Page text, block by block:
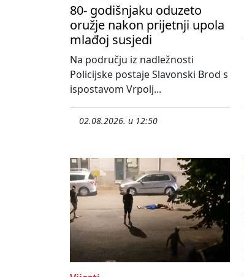
80- godišnjaku oduzeto
oružje nakon prijetnji upola
mlađoj susjedi
Na području iz nadležnosti
Policijske postaje Slavonski Brod s
ispostavom Vrpolj...
02.08.2026. u 12:50